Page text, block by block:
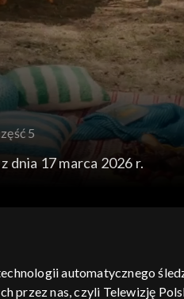
5
dnia 17 marca 2026 r.
automatycznego
nas, czyli Telewizję